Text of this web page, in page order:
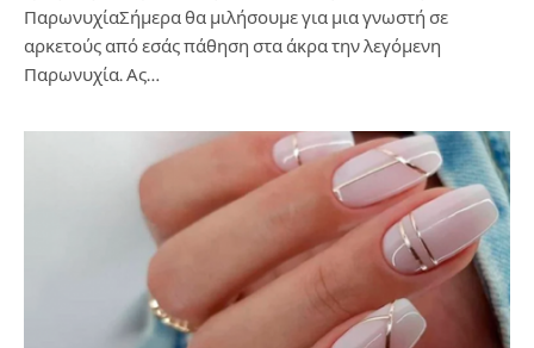
ΠαρωνυχίαΣήμερα θα μιλήσουμε για μια γνωστή σε
αρκετούς από εσάς πάθηση στα άκρα την λεγόμενη
Παρωνυχία. Ας…